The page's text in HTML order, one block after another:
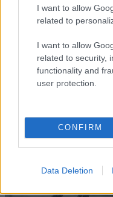
I want to allow
related to
I want to allow
related to security,
functionality and
user protection.
CONFIRM
Data Deletion
FLERE ARTIKLER